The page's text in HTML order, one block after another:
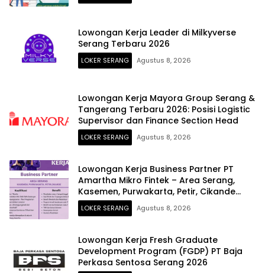
Lowongan Kerja Leader di Milkyverse
Serang Terbaru 2026
LOKER SERANG Agustus 8, 2026
Lowongan Kerja Mayora Group Serang &
Tangerang Terbaru 2026: Posisi Logistic
Supervisor dan Finance Section Head
LOKER SERANG Agustus 8, 2026
Lowongan Kerja Business Partner PT
Amartha Mikro Fintek – Area Serang,
Kasemen, Purwakarta, Petir, Cikande
Terbaru 2026
LOKER SERANG Agustus 8, 2026
Lowongan Kerja Fresh Graduate
Development Program (FGDP) PT Baja
Perkasa Sentosa Serang 2026